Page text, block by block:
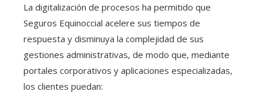
La digitalización de procesos ha permitido que
Seguros Equinoccial acelere sus tiempos de
respuesta y disminuya la complejidad de sus
gestiones administrativas, de modo que, mediante
portales corporativos y aplicaciones especializadas,
los clientes puedan: